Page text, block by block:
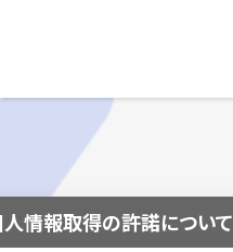
情報取得の許諾について